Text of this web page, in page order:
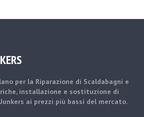
per la Riparazione di Scaldabagni e
installazione e sostituzione di
ai prezzi più bassi del mercato.